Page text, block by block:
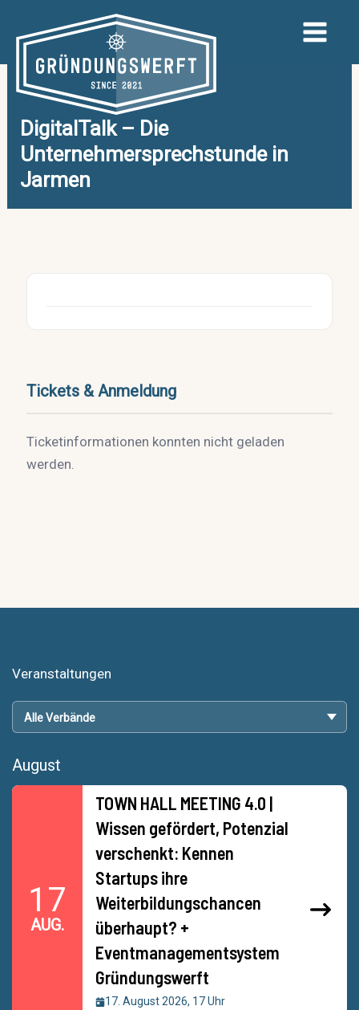
Inhalt
springen
DigitalTalk – Die
Unternehmersprechstunde in
Jarmen
Tickets & Anmeldung
Ticketinformationen konnten nicht geladen
werden.
Veranstaltungen
August
17
AUG.
TOWN HALL MEETING 4.0 |
Wissen gefördert, Potenzial
verschenkt: Kennen
Startups ihre
Weiterbildungschancen
überhaupt? +
Eventmanagementsystem
Gründungswerft
17. August 2026, 17 Uhr